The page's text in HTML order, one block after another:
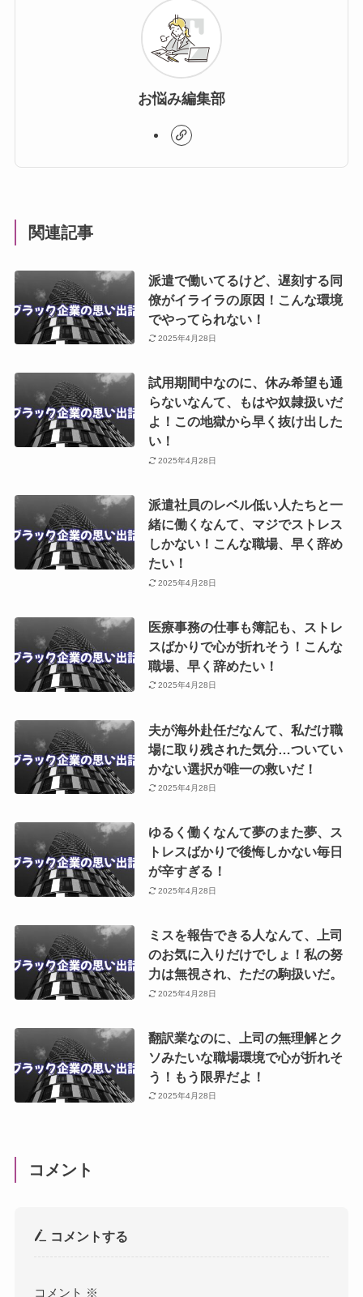
お悩み編集部
関連記事
派遣で働いてるけど、遅刻する同
僚がイライラの原因！こんな環境
でやってられない！
2025年4月28日
試用期間中なのに、休み希望も通
らないなんて、もはや奴隷扱いだ
よ！この地獄から早く抜け出した
い！
2025年4月28日
派遣社員のレベル低い人たちと一
緒に働くなんて、マジでストレス
しかない！こんな職場、早く辞め
たい！
2025年4月28日
医療事務の仕事も簿記も、ストレ
スばかりで心が折れそう！こんな
職場、早く辞めたい！
2025年4月28日
夫が海外赴任だなんて、私だけ職
場に取り残された気分…ついてい
かない選択が唯一の救いだ！
2025年4月28日
ゆるく働くなんて夢のまた夢、ス
トレスばかりで後悔しかない毎日
が辛すぎる！
2025年4月28日
ミスを報告できる人なんて、上司
のお気に入りだけでしょ！私の努
力は無視され、ただの駒扱いだ。
2025年4月28日
翻訳業なのに、上司の無理解とク
ソみたいな職場環境で心が折れそ
う！もう限界だよ！
2025年4月28日
コメント
コメントする
コメント ※